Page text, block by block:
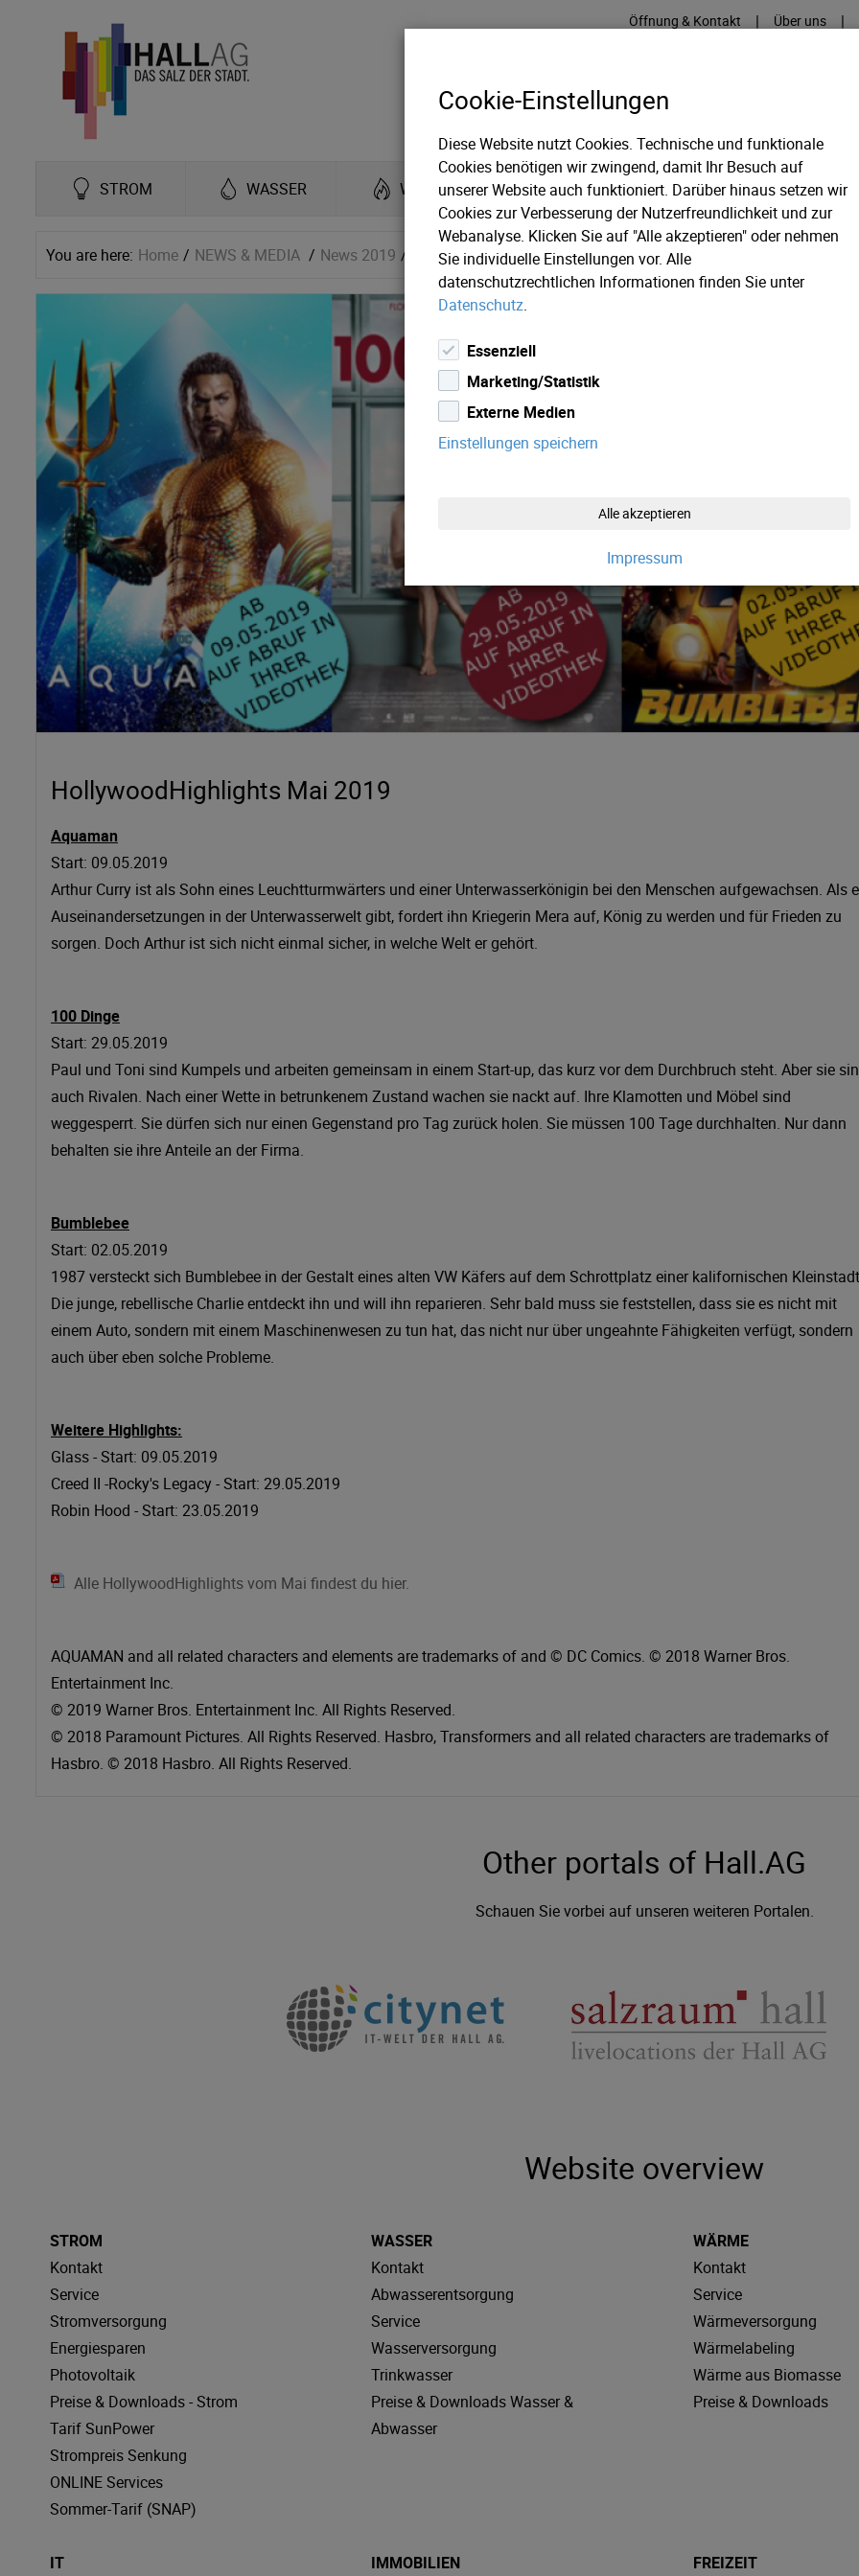
Öffnung & Kontakt | Über uns |
STROM WASSER WÄRME KÄLTE IT
You are here: Home NEWS & MEDIA News 2019 HollywoodHighlights Mai 2019
HollywoodHighlights Mai 2019
Aquaman
Start: 09.05.2019
Arthur Curry ist als Sohn eines Leuchtturmwärters und einer Unterwasserkönigin bei den Menschen aufgewachsen. Als
Auseinandersetzungen in der Unterwasserwelt gibt, fordert ihn Kriegerin Mera auf, König zu werden und für Frieden zu
sorgen. Doch Arthur ist sich nicht einmal sicher, in welche Welt er gehört.
100 Dinge
Start: 29.05.2019
Paul und Toni sind Kumpels und arbeiten gemeinsam in einem Start-up, das kurz vor dem Durchbruch steht. Aber sie
auch Rivalen. Nach einer Wette in betrunkenem Zustand wachen sie nackt auf. Ihre Klamotten und Möbel sind
weggesperrt. Sie dürfen sich nur einen Gegenstand pro Tag zurück holen. Sie müssen 100 Tage durchhalten. Nur dann
behalten sie ihre Anteile an der Firma.
Bumblebee
Start: 02.05.2019
1987 versteckt sich Bumblebee in der Gestalt eines alten VW Käfers auf dem Schrottplatz einer kalifornischen
Die junge, rebellische Charlie entdeckt ihn und will ihn reparieren. Sehr bald muss sie feststellen, dass sie es nicht mit
einem Auto, sondern mit einem Maschinenwesen zu tun hat, das nicht nur über ungeahnte Fähigkeiten verfügt, sondern
auch über eben solche Probleme.
Weitere Highlights:
Glass - Start: 09.05.2019
Creed II -Rocky's Legacy - Start: 29.05.2019
Robin Hood - Start: 23.05.2019
Alle HollywoodHighlights vom Mai findest du hier.
AQUAMAN and all related characters and elements are trademarks of and © DC Comics. © 2018 Warner Bros.
Entertainment Inc.
© 2019 Warner Bros. Entertainment Inc. All Rights Reserved.
© 2018 Paramount Pictures. All Rights Reserved. Hasbro, Transformers and all related characters are trademarks of
Hasbro. © 2018 Hasbro. All Rights Reserved.
Other portals of Hall.AG
Schauen Sie vorbei auf unseren weiteren Portalen.
Website overview
STROM
Kontakt
Service
Stromversorgung
Energiesparen
Photovoltaik
Preise & Downloads - Strom
Tarif SunPower
Strompreis Senkung
ONLINE Services
Sommer-Tarif (SNAP)
WASSER
Kontakt
Abwasserentsorgung
Service
Wasserversorgung
Trinkwasser
Preise & Downloads Wasser &
Abwasser
WÄRME
Kontakt
Service
Wärmeversorgung
Wärmelabeling
Wärme aus Biomasse
Preise & Downloads
IT IMMOBILIEN FREIZEIT
Cookie-Einstellungen
Diese Website nutzt Cookies. Technische und funktionale
Cookies benötigen wir zwingend, damit Ihr Besuch auf
unserer Website auch funktioniert. Darüber hinaus setzen wir
Cookies zur Verbesserung der Nutzerfreundlichkeit und zur
Webanalyse. Klicken Sie auf "Alle akzeptieren" oder nehmen
Sie individuelle Einstellungen vor. Alle
datenschutzrechtlichen Informationen finden Sie unter
Datenschutz.
Essenziell
Marketing/Statistik
Externe Medien
Einstellungen speichern
Alle akzeptieren
Impressum